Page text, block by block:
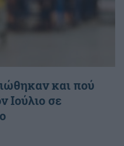
και πού
Ιούλιο σε